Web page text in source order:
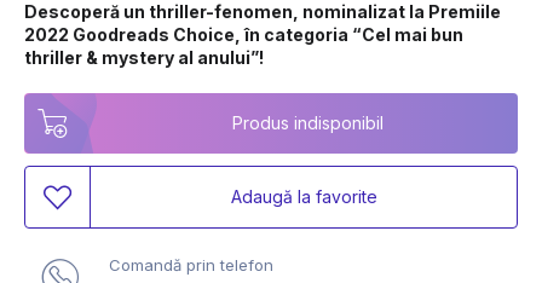
Descoperă un thriller-fenomen, nominalizat la Premiile
2022 Goodreads Choice, în categoria “Cel mai bun
thriller & mystery al anului”!
Produs indisponibil
Adaugă la favorite
Comandă prin telefon